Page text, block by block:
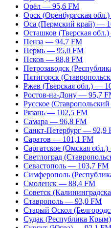
Орёл — 95,6 FM
Орск (Оренбургская
Оса (Пермский край) —
Осташков (Тверская
Пенза — 94,7 FM
Пермь — 95,0 FM
Псков — 88,8 FM
Петрозаводск
Пятигорск
Ржев (Тверская обл.) —
Ростов-на-Дону — 95,7
Русское
Рязань — 102,5 FM
Самара — 96,8 FM
Санкт-Петербург — 92,9
Саратов — 101,1 FM
Саргатское (Омская
Светлоград
Севастополь — 103,7 FM
Симферополь
Смоленск — 88,4 FM
Советск
Ставрополь — 93,0 FM
Старый Оскол
Судак (Республика